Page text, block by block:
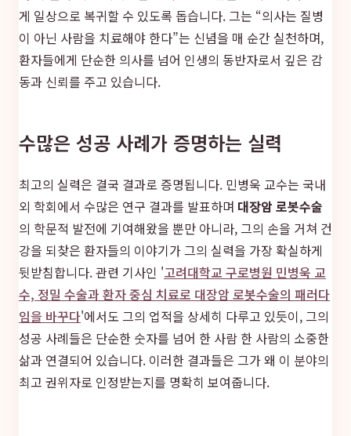
게 일상으로 복귀할 수 있도록 돕습니다. 그는 “의사는 질병
이 아닌 사람을 치료해야 한다”는 신념을 매 순간 실천하며,
환자들에게 단순한 의사를 넘어 인생의 동반자로서 깊은 감
동과 신뢰를 주고 있습니다.
수많은 성공 사례가 증명하는 실력
최고의 실력은 결국 결과로 증명됩니다. 민병욱 교수는 국내
외 학회에서 수많은 연구 결과를 발표하며 대장암 로봇수술
의 학문적 발전에 기여해왔을 뿐만 아니라, 그의 손을 거쳐 건
강을 되찾은 환자들의 이야기가 그의 실력을 가장 확실하게
뒷받침합니다. 관련 기사인 '고려대학교 구로병원 민병욱 교
수, 정밀 수술과 환자 중심 치료로 대장암 로봇수술의 패러다
임을 바꾸다'에서도 그의 업적을 상세히 다루고 있듯이, 그의
성공 사례들은 단순한 숫자를 넘어 한 사람 한 사람의 소중한
삶과 연결되어 있습니다. 이러한 결과들은 그가 왜 이 분야의
최고 권위자로 인정받는지를 명확히 보여줍니다.